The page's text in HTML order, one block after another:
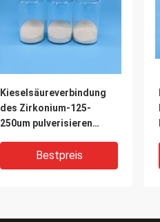
Kieselsäureverbindung
des Zirkonium-125-
250um pulverisieren
Bestpreis